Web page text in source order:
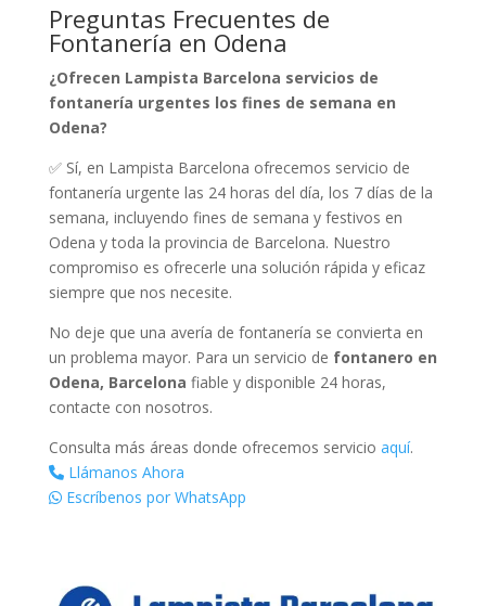
Preguntas Frecuentes de
Fontanería en Odena
¿Ofrecen Lampista Barcelona servicios de
fontanería urgentes los fines de semana en
Odena?
✅ Sí, en Lampista Barcelona ofrecemos servicio de
fontanería urgente las 24 horas del día, los 7 días de la
semana, incluyendo fines de semana y festivos en
Odena y toda la provincia de Barcelona. Nuestro
compromiso es ofrecerle una solución rápida y eficaz
siempre que nos necesite.
No deje que una avería de fontanería se convierta en
un problema mayor. Para un servicio de fontanero en
Odena, Barcelona fiable y disponible 24 horas,
contacte con nosotros.
Consulta más áreas donde ofrecemos servicio aquí.
Llámanos Ahora
Escríbenos por WhatsApp